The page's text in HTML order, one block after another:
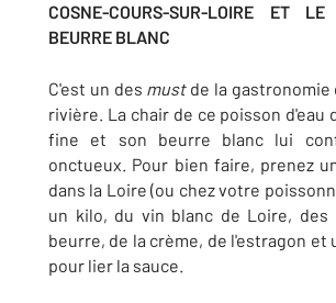
COSNE-COURS-SUR-LOIRE ET
BEURRE BLANC
C'est un des mustde la gastronomie
rivière. La chair de ce poisson d'eau
fine et son beurre blanc lui
onctueux. Pour bien faire, prenez
dans la Loire (ou chez votre
un kilo, du vin blanc de Loire, des
beurre, de la crème, de l'estragon et
pour lier la sauce.